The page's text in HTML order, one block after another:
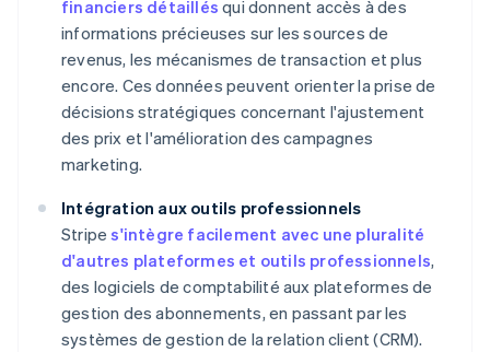
financiers détaillés qui donnent accès à des
informations précieuses sur les sources de
revenus, les mécanismes de transaction et plus
encore. Ces données peuvent orienter la prise de
décisions stratégiques concernant l'ajustement
des prix et l'amélioration des campagnes
marketing.
Intégration aux outils professionnels
Stripes'intègre facilement avec une pluralité
d'autres plateformes et outils professionnels,
des logiciels de comptabilité aux plateformes de
gestion des abonnements, en passant par les
systèmes de gestion de la relation client (CRM).